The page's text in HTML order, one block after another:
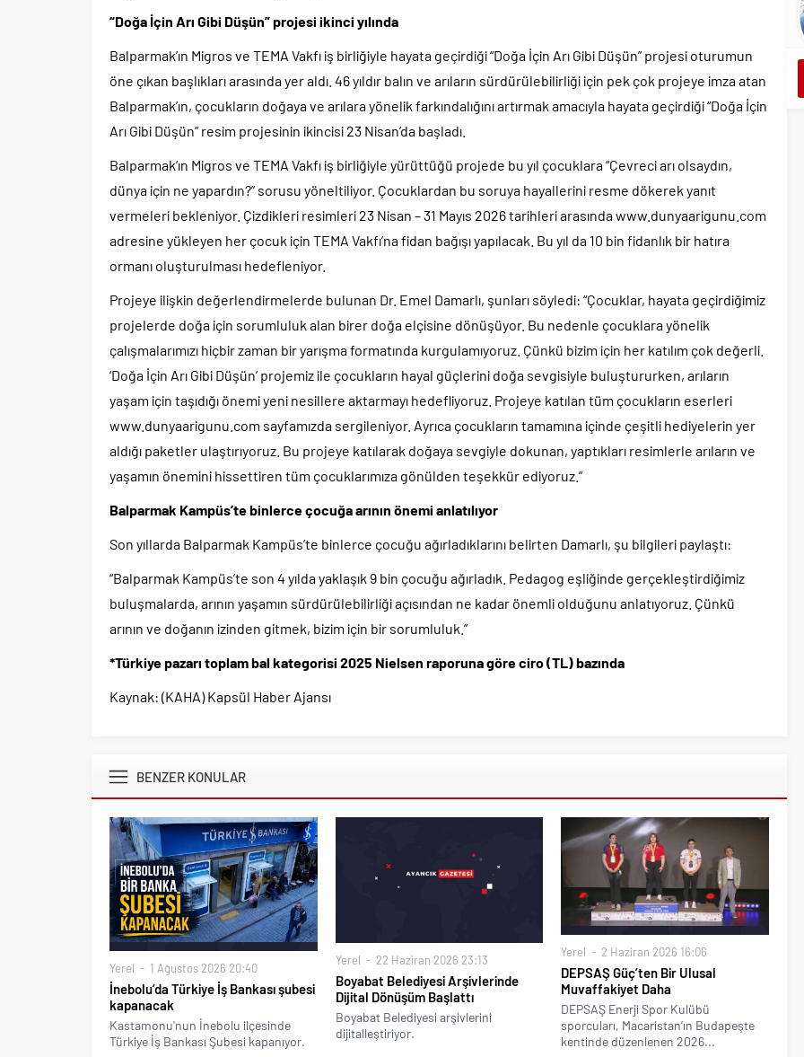
“Doğa İçin Arı Gibi Düşün” projesi ikinci yılında
Balparmak’ın Migros ve TEMA Vakfı iş birliğiyle hayata geçirdiği “Doğa İçin Arı Gibi Düşün” projesi oturumun
öne çıkan başlıkları arasında yer aldı. 46 yıldır balın ve arıların sürdürülebilirliği için pek çok projeye imza atan
Balparmak’ın, çocukların doğaya ve arılara yönelik farkındalığını artırmak amacıyla hayata geçirdiği “Doğa İçin
Arı Gibi Düşün” resim projesinin ikincisi 23 Nisan’da başladı.
Balparmak’ın Migros ve TEMA Vakfı iş birliğiyle yürüttüğü projede bu yıl çocuklara “Çevreci arı olsaydın,
dünya için ne yapardın?” sorusu yöneltiliyor. Çocuklardan bu soruya hayallerini resme dökerek yanıt
vermeleri bekleniyor. Çizdikleri resimleri 23 Nisan – 31 Mayıs 2026 tarihleri arasında www.dunyaarigunu.com
adresine yükleyen her çocuk için TEMA Vakfı’na fidan bağışı yapılacak. Bu yıl da 10 bin fidanlık bir hatıra
ormanı oluşturulması hedefleniyor.
Projeye ilişkin değerlendirmelerde bulunan Dr. Emel Damarlı, şunları söyledi: “Çocuklar, hayata geçirdiğimiz
projelerde doğa için sorumluluk alan birer doğa elçisine dönüşüyor. Bu nedenle çocuklara yönelik
çalışmalarımızı hiçbir zaman bir yarışma formatında kurgulamıyoruz. Çünkü bizim için her katılım çok değerli.
‘Doğa İçin Arı Gibi Düşün’ projemiz ile çocukların hayal güçlerini doğa sevgisiyle buluştururken, arıların
yaşam için taşıdığı önemi yeni nesillere aktarmayı hedefliyoruz. Projeye katılan tüm çocukların eserleri
www.dunyaarigunu.com sayfamızda sergileniyor. Ayrıca çocukların tamamına içinde çeşitli hediyelerin yer
aldığı paketler ulaştırıyoruz. Bu projeye katılarak doğaya sevgiyle dokunan, yaptıkları resimlerle arıların ve
yaşamın önemini hissettiren tüm çocuklarımıza gönülden teşekkür ediyoruz.”
Balparmak Kampüs’te binlerce çocuğa arının önemi anlatılıyor
Son yıllarda Balparmak Kampüs’te binlerce çocuğu ağırladıklarını belirten Damarlı, şu bilgileri paylaştı:
“Balparmak Kampüs’te son 4 yılda yaklaşık 9 bin çocuğu ağırladık. Pedagog eşliğinde gerçekleştirdiğimiz
buluşmalarda, arının yaşamın sürdürülebilirliği açısından ne kadar önemli olduğunu anlatıyoruz. Çünkü
arının ve doğanın izinden gitmek, bizim için bir sorumluluk.”
*Türkiye pazarı toplam bal kategorisi 2025 Nielsen raporuna göre ciro (TL) bazında
Kaynak: (KAHA) Kapsül Haber Ajansı
BENZER KONULAR
Yerel 1 Ağustos 2026 20:40
İnebolu’da Türkiye İş Bankası şubesi
kapanacak
Kastamonu'nun İnebolu ilçesinde
Türkiye İş Bankası Şubesi kapanıyor.
Yerel 22 Haziran 2026 23:13
Boyabat Belediyesi Arşivlerinde
Dijital Dönüşüm Başlattı
Boyabat Belediyesi arşivlerini
dijitalleştiriyor.
Yerel 2 Haziran 2026 16:06
DEPSAŞ Güç’ten Bir Ulusal
Muvaffakiyet Daha
DEPSAŞ Enerji Spor Kulübü
sporcuları, Macaristan’ın Budapeşte
kentinde düzenlenen 2026...